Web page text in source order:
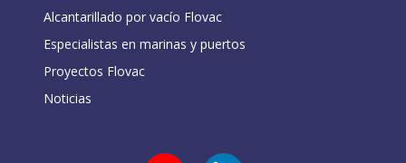
Alcantarillado por vacío Flovac
Especialistas en marinas y puertos
Proyectos Flovac
Noticias